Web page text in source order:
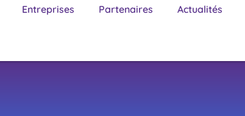
Entreprises Partenaires Actualités